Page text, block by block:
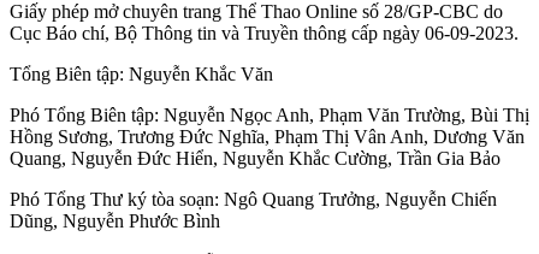
Giấy phép mở chuyên trang Thể Thao Online số 28/GP-CBC do
Cục Báo chí, Bộ Thông tin và Truyền thông cấp ngày 06-09-2023.
Tổng Biên tập: Nguyễn Khắc Văn
Phó Tổng Biên tập: Nguyễn Ngọc Anh, Phạm Văn Trường, Bùi Thị
Hồng Sương, Trương Đức Nghĩa, Phạm Thị Vân Anh, Dương Văn
Quang, Nguyễn Đức Hiển, Nguyễn Khắc Cường, Trần Gia Bảo
Phó Tổng Thư ký tòa soạn: Ngô Quang Trưởng, Nguyễn Chiến
Dũng, Nguyễn Phước Bình